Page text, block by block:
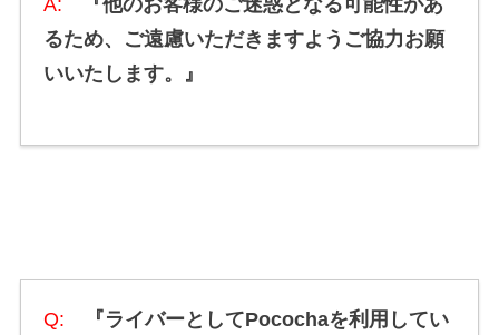
るため、ご遠慮いただきますようご協力お願
いいたします。』
Q: 『ライバーとしてPocochaを利用してい